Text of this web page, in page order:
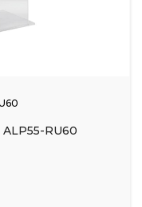
RU60